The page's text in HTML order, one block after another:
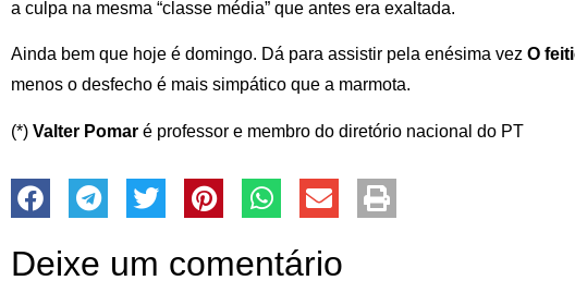
a culpa na mesma “classe média” que antes era exaltada.
Ainda bem que hoje é domingo. Dá para assistir pela enésima vez O
menos o desfecho é mais simpático que a marmota.
(*) Valter Pomar é professor e membro do diretório nacional do PT
Deixe um comentário